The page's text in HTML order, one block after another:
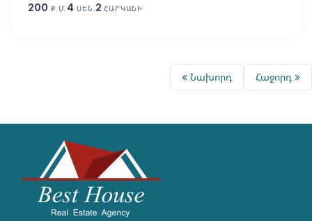
200 Ք.Մ. 4 ՍԵՆ. 2ՀԱՐԿԱՆԻ
« Նախորդ Հաջորդ »